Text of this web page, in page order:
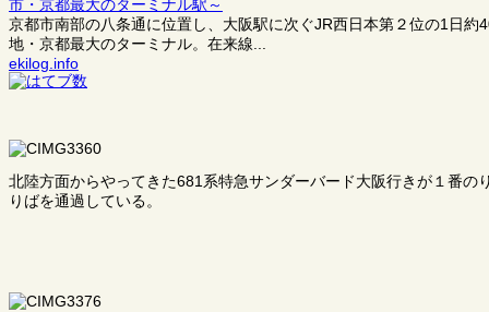
市・京都最大のターミナル駅～
京都市南部の八条通に位置し、大阪駅に次ぐJR西日本第２位の1日
地・京都最大のターミナル。在来線...
ekilog.info
北陸方面からやってきた681系特急サンダーバード大阪行きが１番の
りばを通過している。